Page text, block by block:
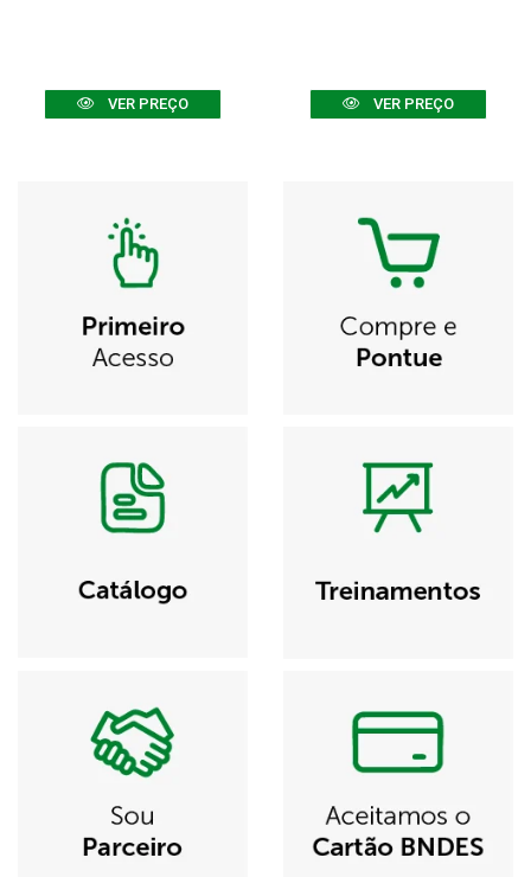
VER PREÇO VER PREÇO